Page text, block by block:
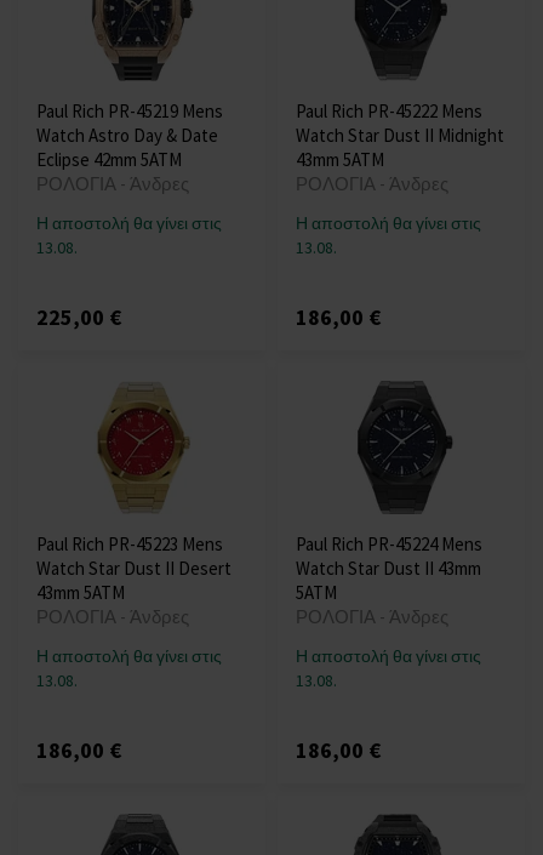
Paul Rich PR-45219 Mens
Watch Astro Day & Date
Eclipse 42mm 5ATM
ΡΟΛΟΓΙΑ - Άνδρες
Η αποστολή θα γίνει στις
13.08.
225,00 €
Paul Rich PR-45222 Mens
Watch Star Dust II Midnight
43mm 5ATM
ΡΟΛΟΓΙΑ - Άνδρες
Η αποστολή θα γίνει στις
13.08.
186,00 €
Paul Rich PR-45223 Mens
Watch Star Dust II Desert
43mm 5ATM
ΡΟΛΟΓΙΑ - Άνδρες
Η αποστολή θα γίνει στις
13.08.
186,00 €
Paul Rich PR-45224 Mens
Watch Star Dust II 43mm
5ATM
ΡΟΛΟΓΙΑ - Άνδρες
Η αποστολή θα γίνει στις
13.08.
186,00 €